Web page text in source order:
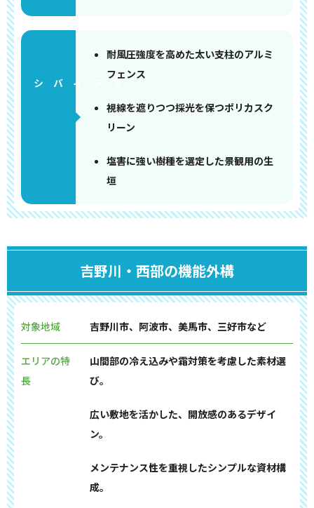
耐風圧強度を高めた太い支柱のアルミ
フェンス
視線を遮りつつ採光を保つポリカスク
リーン
塩害に強い樹種を選定した景観用の生
垣
吉野川・西部の機能外構
対象地域 吉野川市、阿波市、美馬市、三好市など
エリアの特
長
山間部の冷え込みや霜対策を考慮した素材選
び。
広い敷地を活かした、開放感のあるデザイ
ン。
メンテナンス性を重視したシンプルな資材構
成。